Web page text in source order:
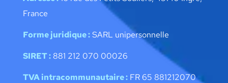
France
Forme juridique :SARL unipersonnelle
SIRET : 881 212 070 00026
TVA intracommunautaire : FR 65 881212070